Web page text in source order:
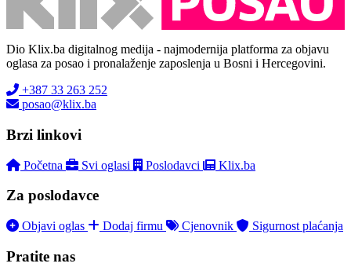
Dio Klix.ba digitalnog medija - najmodernija platforma za objavu
oglasa za posao i pronalaženje zaposlenja u Bosni i Hercegovini.
+387 33 263 252
posao@klix.ba
Brzi linkovi
Početna Svi oglasi Poslodavci Klix.ba
Za poslodavce
Objavi oglas Dodaj firmu Cjenovnik Sigurnost plaćanja
Pratite nas